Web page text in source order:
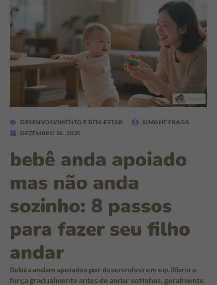
DESENVOLVIMENTO E BEM-ESTAR
SIMONE FRAGA
DEZEMBRO 28, 2025
bebê anda apoiado
mas não anda
sozinho: 8 passos
para fazer seu filho
andar
Bebês andam apoiados por desenvolverem equilíbrio e
força gradualmente antes de andar sozinhos, geralmente